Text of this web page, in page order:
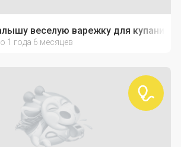
веселую варежку для купания!
1 года 6 месяцев